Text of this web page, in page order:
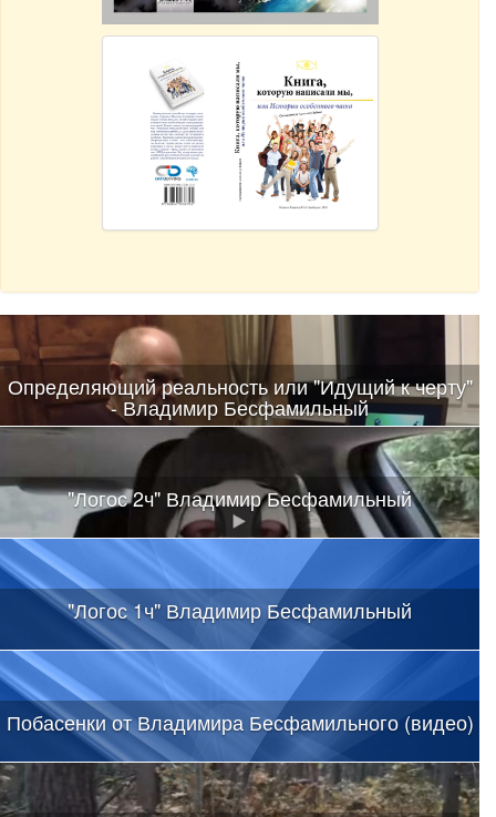
Определяющий реальность или "Идущий к черту"
- Владимир Бесфамильный
"Логос 2ч" Владимир Бесфамильный
"Логос 1ч" Владимир Бесфамильный
Побасенки от Владимира Бесфамильного (видео)